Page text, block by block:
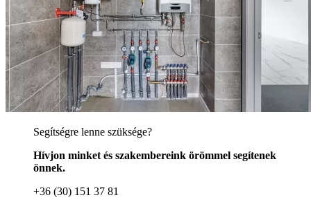
Segítségre lenne szüksége?
Hívjon minket és szakembereink örömmel segítenek
önnek.
+36 (30) 151 37 81